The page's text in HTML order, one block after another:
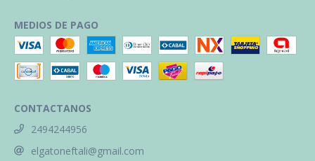
MEDIOS DE PAGO
CONTACTANOS
2494244956
elgatoneftali@gmail.com